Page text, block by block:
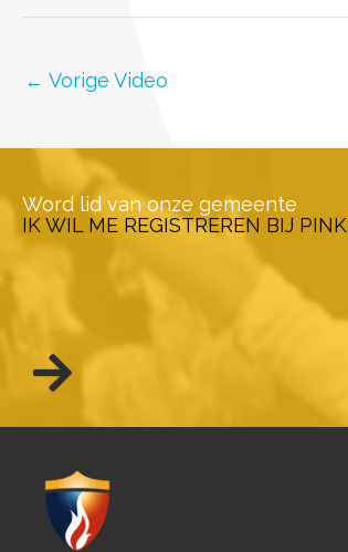
← Vorige Video
Word lid van onze gemeente
IK WIL ME REGISTREREN BIJ